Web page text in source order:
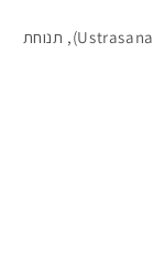
תנוחת הגשר (Setu Bandhasana), תנוחת הגמל (Ustrasana), תנוחת